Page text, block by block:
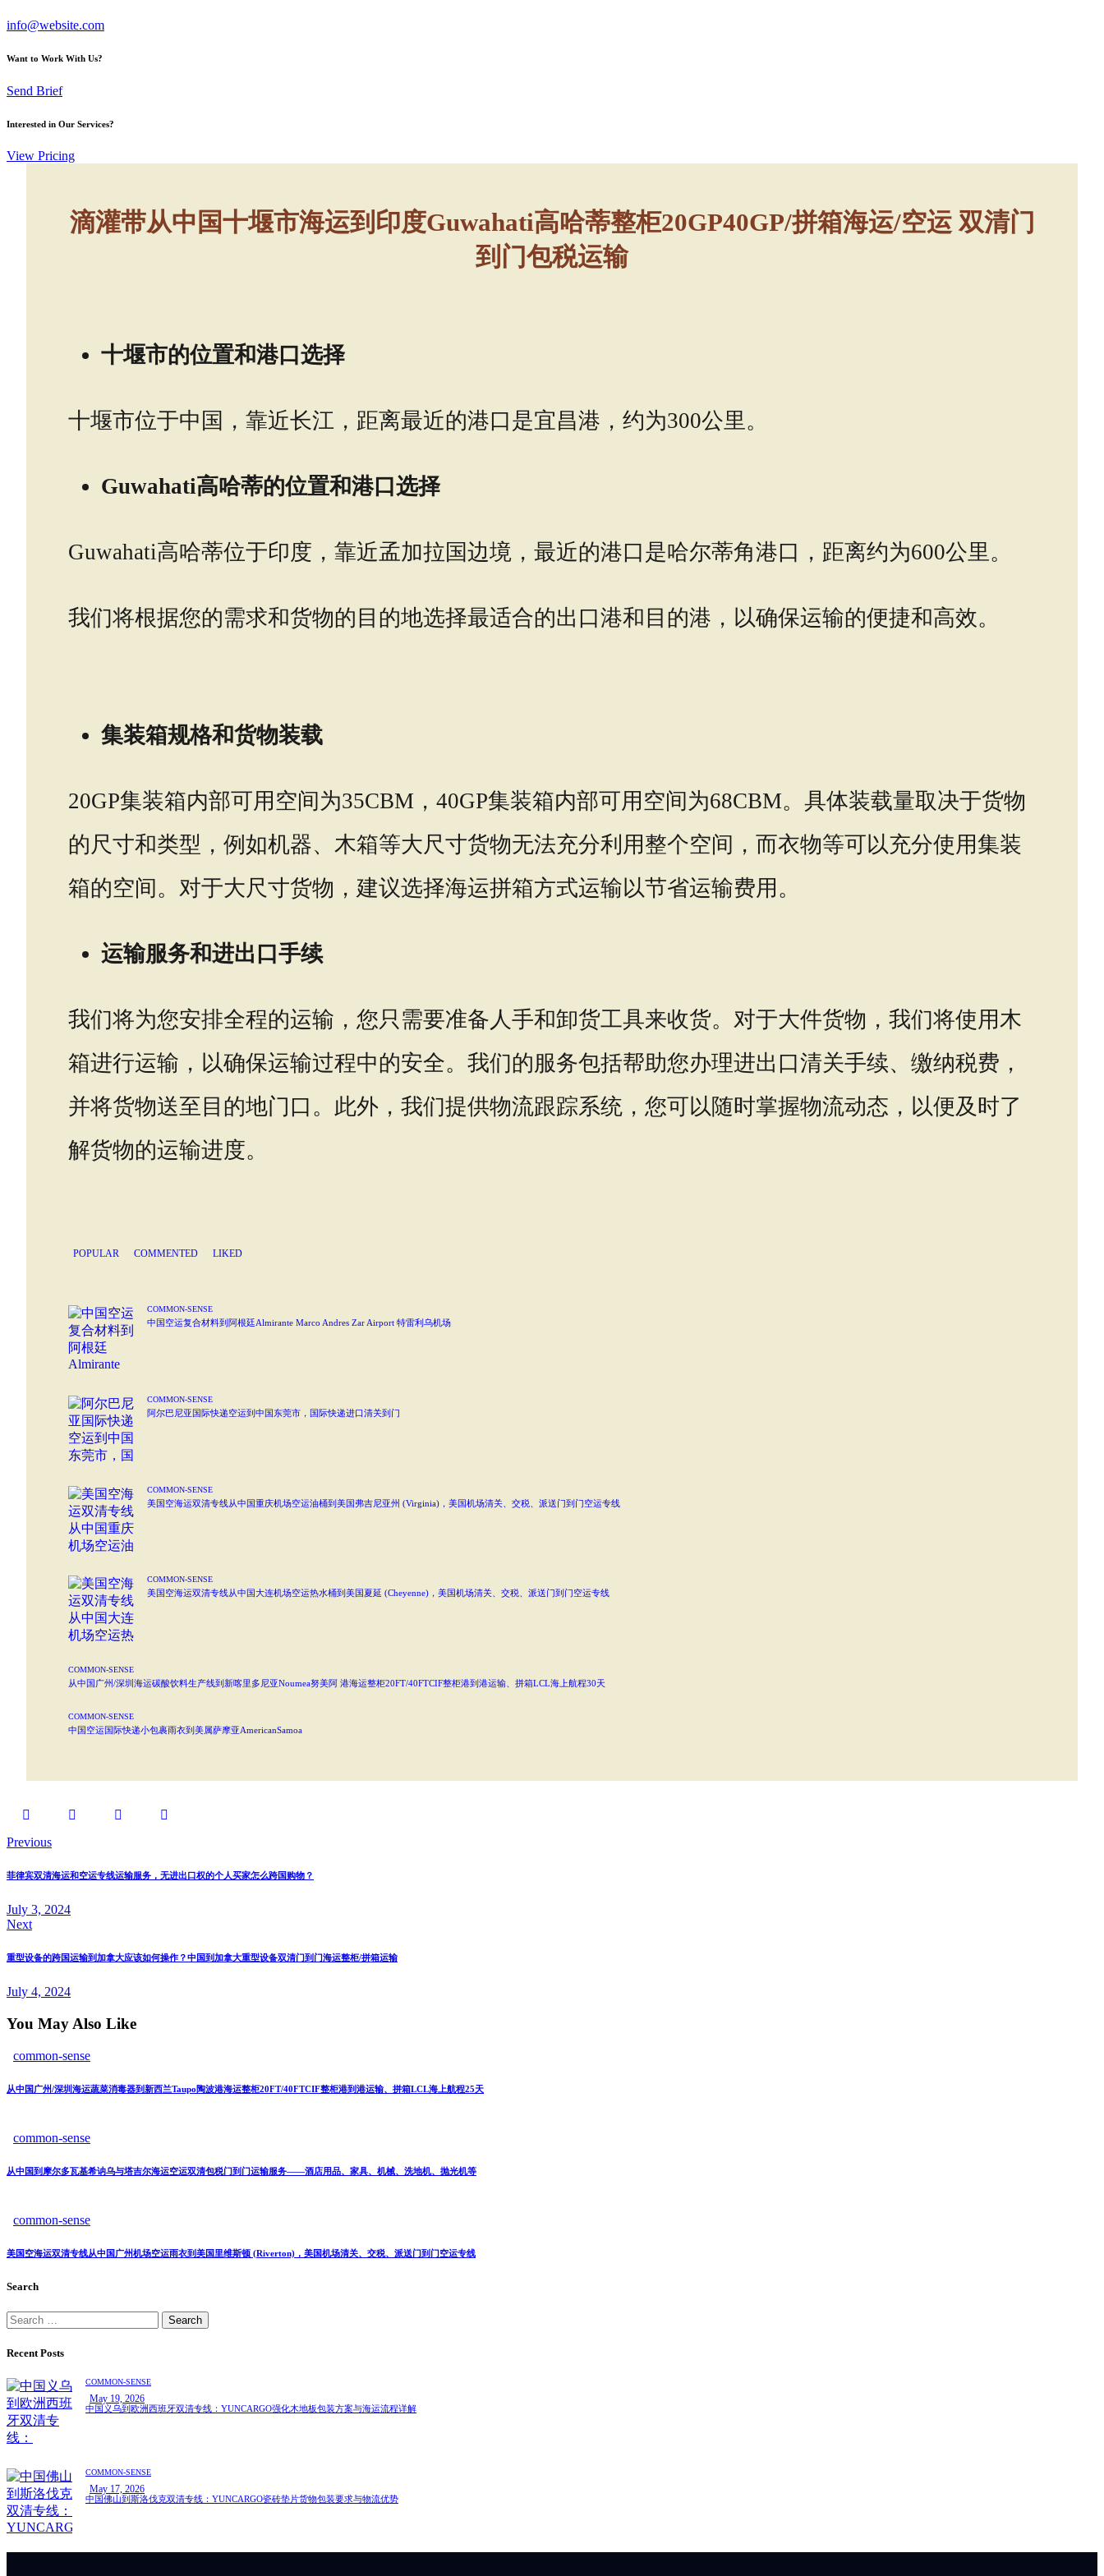
info@website.com
Want to Work With Us?
Send Brief
Interested in Our Services?
View Pricing
滴灌带从中国十堰市海运到印度Guwahati高哈蒂整柜20GP40GP/拼箱海运/空运 双清门
到门包税运输
十堰市的位置和港口选择
十堰市位于中国，靠近长江，距离最近的港口是宜昌港，约为300公里。
Guwahati高哈蒂的位置和港口选择
Guwahati高哈蒂位于印度，靠近孟加拉国边境，最近的港口是哈尔蒂角港口，距离约为600公里。
我们将根据您的需求和货物的目的地选择最适合的出口港和目的港，以确保运输的便捷和高效。
集装箱规格和货物装载
20GP集装箱内部可用空间为35CBM，40GP集装箱内部可用空间为68CBM。具体装载量取决于货物
的尺寸和类型，例如机器、木箱等大尺寸货物无法充分利用整个空间，而衣物等可以充分使用集装
箱的空间。对于大尺寸货物，建议选择海运拼箱方式运输以节省运输费用。
运输服务和进出口手续
我们将为您安排全程的运输，您只需要准备人手和卸货工具来收货。对于大件货物，我们将使用木
箱进行运输，以确保运输过程中的安全。我们的服务包括帮助您办理进出口清关手续、缴纳税费，
并将货物送至目的地门口。此外，我们提供物流跟踪系统，您可以随时掌握物流动态，以便及时了
解货物的运输进度。
POPULAR COMMENTED LIKED
COMMON-SENSE
中国空运复合材料到阿根廷Almirante Marco Andres Zar Airport 特雷利乌机场
COMMON-SENSE
阿尔巴尼亚国际快递空运到中国东莞市，国际快递进口清关到门
COMMON-SENSE
美国空海运双清专线从中国重庆机场空运油桶到美国弗吉尼亚州 (Virginia)，美国机场清关、交税、派送门到门空运专线
COMMON-SENSE
美国空海运双清专线从中国大连机场空运热水桶到美国夏延 (Cheyenne)，美国机场清关、交税、派送门到门空运专线
COMMON-SENSE
从中国广州/深圳海运碳酸饮料生产线到新喀里多尼亚Noumea努美阿 港海运整柜20FT/40FTCIF整柜港到港运输、拼箱LCL海上航程30天
COMMON-SENSE
中国空运国际快递小包裹雨衣到美属萨摩亚AmericanSamoa
Previous
菲律宾双清海运和空运专线运输服务，无进出口权的个人买家怎么跨国购物？
July 3, 2024
Next
重型设备的跨国运输到加拿大应该如何操作？中国到加拿大重型设备双清门到门海运整柜/拼箱运输
July 4, 2024
You May Also Like
common-sense
从中国广州/深圳海运蔬菜消毒器到新西兰Taupo陶波港海运整柜20FT/40FTCIF整柜港到港运输、拼箱LCL海上航程25天
common-sense
从中国到摩尔多瓦基希讷乌与塔吉尔海运空运双清包税门到门运输服务——酒店用品、家具、机械、洗地机、抛光机等
common-sense
美国空海运双清专线从中国广州机场空运雨衣到美国里维斯顿 (Riverton)，美国机场清关、交税、派送门到门空运专线
Search
Recent Posts
COMMON-SENSE
May 19, 2026
中国义乌到欧洲西班牙双清专线：YUNCARGO强化木地板包装方案与海运流程详解
COMMON-SENSE
May 17, 2026
中国佛山到斯洛伐克双清专线：YUNCARGO瓷砖垫片货物包装要求与物流优势